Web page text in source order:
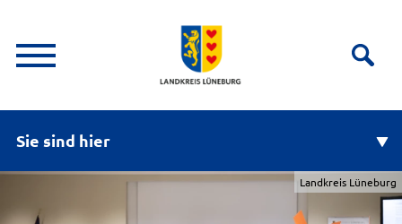
Sie sind hier
Landkreis Lüneburg